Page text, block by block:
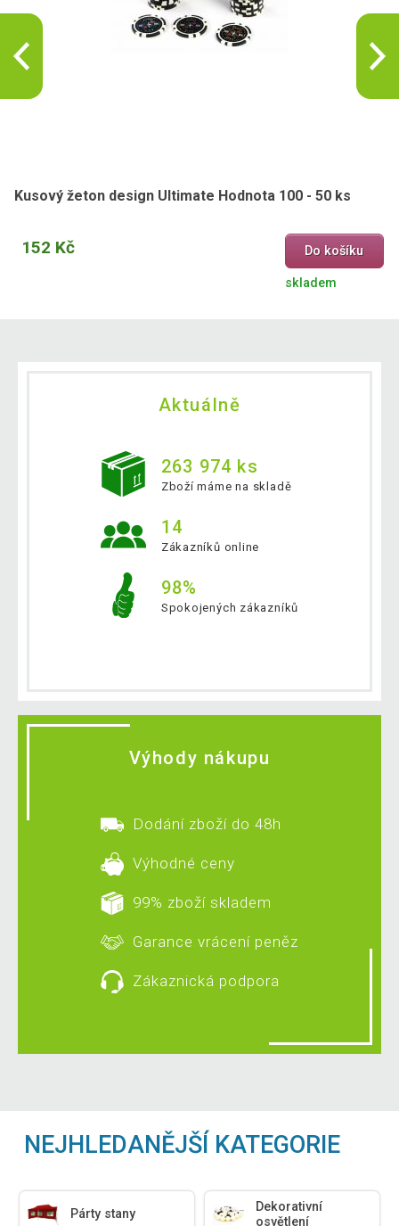
Kusový žeton design Ultimate Hodnota 100 - 50 ks
152 Kč Do košíku
skladem
Aktuálně
263 974 ks
Zboží máme na skladě
14
Zákazníků online
98%
Spokojených zákazníků
Výhody nákupu
Dodání zboží do 48h
Výhodné ceny
99% zboží skladem
Garance vrácení peněz
Zákaznická podpora
NEJHLEDANĚJŠÍ KATEGORIE
Párty stany
Dekorativní
osvětlení